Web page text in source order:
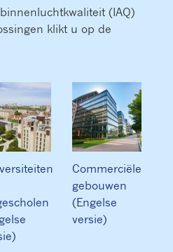
(IAQ)
klikt u op de
Commerciële
gebouwen
(Engelse
versie)